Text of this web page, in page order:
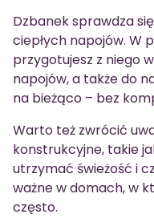
Dzbanek sprawdza
ciepłych napojów. W
przygotujesz z niego
napojów, a także do
na bieżąco – bez
Warto też zwrócić
konstrukcyjne, takie
utrzymać świeżość i
ważne w domach, w
często.